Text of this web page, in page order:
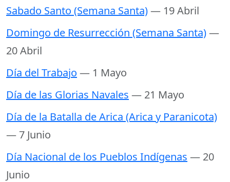
Sabado Santo (Semana Santa)— 19 Abril
Domingo de Resurrección (Semana Santa)—
20 Abril
Día del Trabajo — 1 Mayo
Día de las Glorias Navales — 21 Mayo
Día de la Batalla de Arica (Arica y Paranicota)
— 7 Junio
Día Nacional de los Pueblos Indígenas — 20
Junio